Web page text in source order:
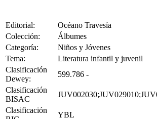
Editorial:
Océano Travesía
Colección:
Álbumes
Categoría:
Niños y Jóvenes
Tema:
Literatura infantil y juvenil
Clasificación
Dewey:
599.786 -
Clasificación
BISAC
Clasificación
YBL